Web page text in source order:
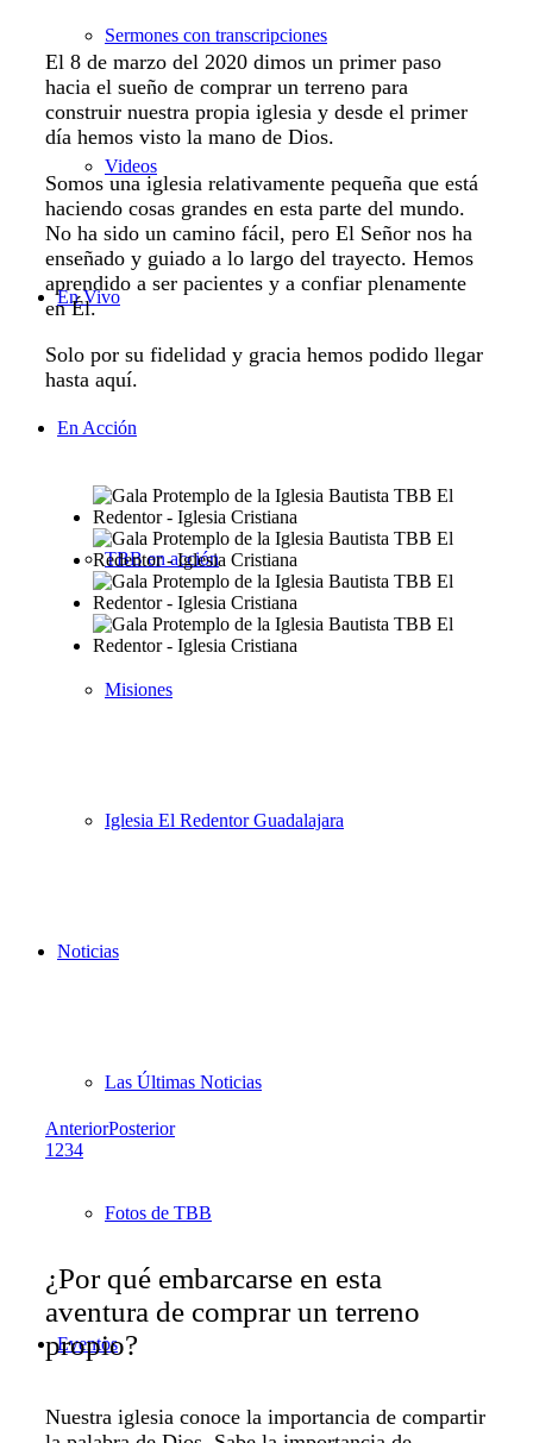
Sermones con transcripciones
Videos
En Vivo
En Acción
TBB en acción
Misiones
Iglesia El Redentor Guadalajara
Noticias
Las Últimas Noticias
Fotos de TBB
Eventos
El 8 de marzo del 2020 dimos un primer paso
hacia el sueño de comprar un terreno para
construir nuestra propia iglesia y desde el primer
día hemos visto la mano de Dios.
Somos una iglesia relativamente pequeña que está
haciendo cosas grandes en esta parte del mundo.
No ha sido un camino fácil, pero El Señor nos ha
enseñado y guiado a lo largo del trayecto. Hemos
aprendido a ser pacientes y a confiar plenamente
en Él.
Solo por su fidelidad y gracia hemos podido llegar
hasta aquí.
AnteriorPosterior
1 234
¿Por qué embarcarse en esta
aventura de comprar un terreno
propio?
Nuestra iglesia conoce la importancia de compartir